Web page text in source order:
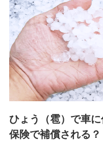
連する当社および提携会
（なお、当社は複数の保
情報を取引のある他の保
るために利用させていた
上記に係る連絡・手続き
3.セミナー募集サイト
各種セミナーの案内、開
上記に係る連絡・手続き
4.家族・友達紹介にて
被紹介者への連絡、及び
けている保険会社・提携
ひょう（雹）で車
保険で補償される？